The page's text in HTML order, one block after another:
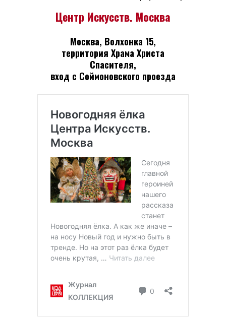
Центр Искусств. Москва
Москва, Волхонка 15,
территория Храма Христа
Спасителя,
вход с Соймоновского проезда